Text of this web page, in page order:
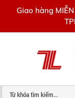
Giao hàng
0909445903